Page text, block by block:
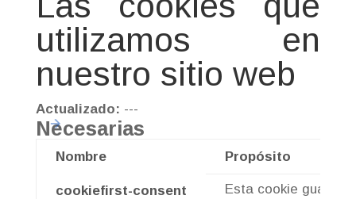
utilizamos en
nuestro sitio web
Actualizado: ---
Necesarias
Nombre Propósito
cookiefirst-consent
Esta cookie guarda